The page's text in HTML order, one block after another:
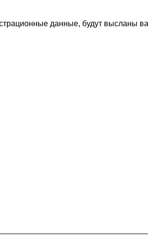
данные, будут высланы